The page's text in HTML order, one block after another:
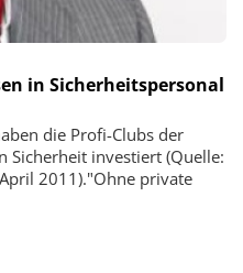
in Sicherheitspersonal
die Profi-Clubs der
Sicherheit investiert (Quelle:
2011)."Ohne private